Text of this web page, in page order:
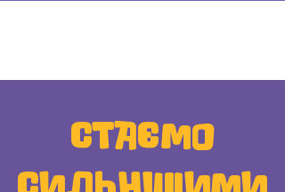
СТАЄМО